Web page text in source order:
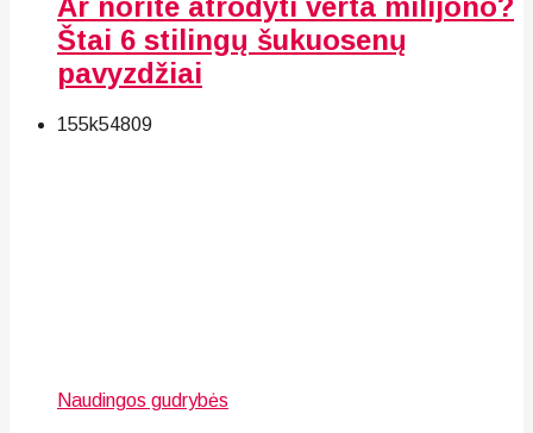
Ar norite atrodyti verta milijono?
Štai 6 stilingų šukuosenų
pavyzdžiai
155k54809
Naudingos gudrybės